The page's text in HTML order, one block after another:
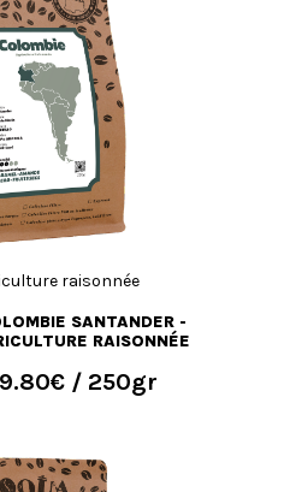
raisonnée
SANTANDER -
RAISONNÉE
9.80€ / 250gr